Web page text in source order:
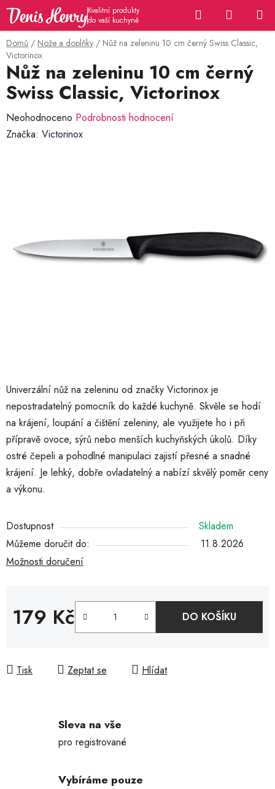
Přejít
obsah
Hledat
KOŠÍK
Domů / Nože a doplňky / Nůž na zeleninu 10 cm černý Swiss Classic,
Victorinox
Univerzální nůž na zeleninu od značky Victorinox je
nepostradatelný pomocník do každé kuchyně. Skvěle se hodí
na krájení, loupání a čištění zeleniny, ale využijete ho i při
přípravě ovoce, sýrů nebo menších kuchyňských úkolů. Díky
ostré čepeli a pohodlné manipulaci zajistí přesné a snadné
krájení. Je lehký, dobře ovladatelný a nabízí skvělý poměr ceny
a výkonu.
Dostupnost
Skladem
Můžeme doručit do:
11.8.2026
Možnosti doručení
179 Kč DO KOŠÍKU
Tisk Zeptat se Hlídat
Nůž na zeleninu 10 cm černý
Swiss Classic, Victorinox
Průměrné
hodnocení
Neohodnoceno Podrobnosti hodnocení
Značka: Victorinox
Sleva na vše
pro registrované
Vybíráme pouze